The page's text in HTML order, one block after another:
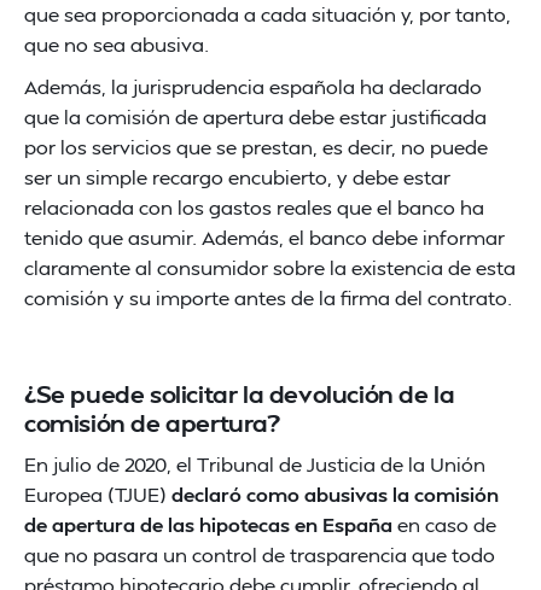
que sea proporcionada a cada situación y, por tanto,
que no sea abusiva.
Además, la jurisprudencia española ha declarado
que la comisión de apertura debe estar justificada
por los servicios que se prestan, es decir, no puede
ser un simple recargo encubierto, y debe estar
relacionada con los gastos reales que el banco ha
tenido que asumir. Además, el banco debe informar
claramente al consumidor sobre la existencia de esta
comisión y su importe antes de la firma del contrato.
¿Se puede solicitar la devolución de la
comisión de apertura?
En julio de 2020, el Tribunal de Justicia de la Unión
Europea (TJUE) declaró como abusivas la comisión
de apertura de las hipotecas en España en caso de
que no pasara un control de trasparencia que todo
préstamo hipotecario debe cumplir, ofreciendo al